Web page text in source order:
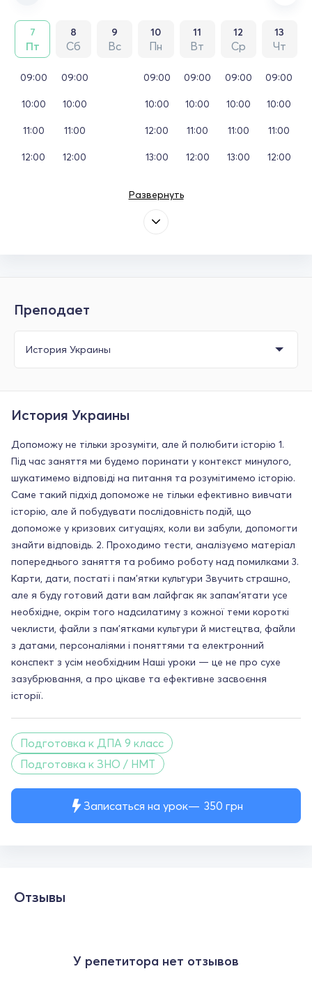
7
Пт
8
Сб
9
Вс
10
Пн
11
Вт
12
Ср
13
Чт
09:00
10:00
11:00
12:00
09:00
10:00
11:00
12:00
09:00
10:00
12:00
13:00
09:00
10:00
11:00
12:00
09:00
10:00
11:00
13:00
09:00
10:00
11:00
12:00
Развернуть
Преподает
Записаться на урок 350 грн
История Украины
Допоможу не тільки зрозуміти, але й полюбити історію 1.
Під час заняття ми будемо поринати у контекст минулого,
шукатимемо відповіді на питання та розумітимемо історію.
Саме такий підхід допоможе не тільки ефективно вивчати
історію, але й побудувати послідовність подій, що
допоможе у кризових ситуаціях, коли ви забули, допомогти
знайти відповідь. 2. Проходимо тести, аналізуємо матеріал
попереднього заняття та робимо роботу над помилками 3.
Карти, дати, постаті і пам'ятки культури Звучить страшно,
але я буду готовий дати вам лайфгак як запам'ятати усе
необхідне, окрім того надсилатиму з кожної теми короткі
чеклисти, файли з пам'ятками культури й мистецтва, файли
з датами, персоналіями і поняттями та електронний
конспект з усім необхідним Наші уроки — це не про сухе
зазубрювання, а про цікаве та ефективне засвоєння
історії.
Подготовка к ДПА 9 класс
Подготовка к ЗНО / НМТ
Отзывы
У репетитора нет отзывов